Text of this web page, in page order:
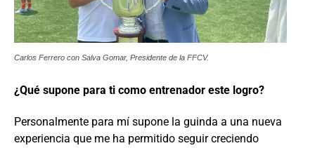
Carlos Ferrero con Salva Gomar, Presidente de la FFCV.
¿Qué supone para ti como entrenador este logro?
Personalmente para mí supone la guinda a una nueva
experiencia que me ha permitido seguir creciendo